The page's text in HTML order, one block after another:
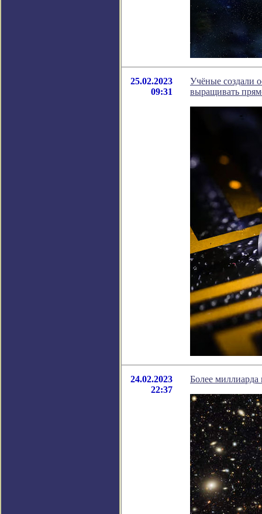
25.02.2023
09:31
Учёные создали
выращивать
24.02.2023
22:37
Более миллиарда